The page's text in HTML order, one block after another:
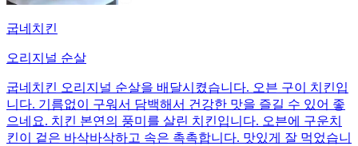
굽네치킨
오리지널 순살
굽네치킨 오리지널 순살을 배달시켰습니다. 오븐 구이 치킨입
니다. 기름없이 구워서 담백해서 건강한 맛을 즐길 수 있어 좋
으네요. 치킨 본연의 풍미를 살린 치킨입니다. 오븐에 구운치
킨이 겉은 바삭바삭하고 속은 촉촉합니다. 맛있게 잘 먹었습니